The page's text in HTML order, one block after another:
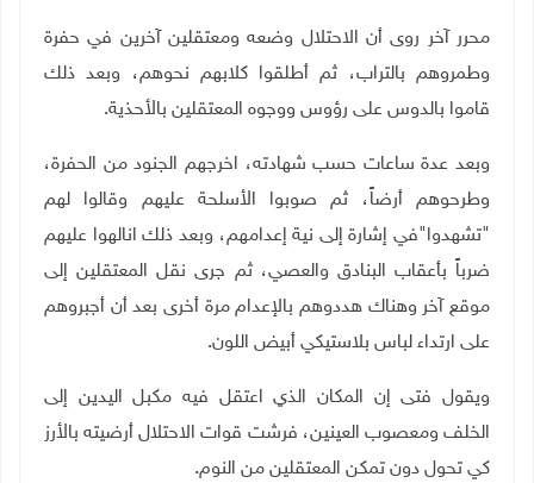
محرر آخر روى أن الاحتلال وضعه ومعتقلين آخرين في حفرة
وطمروهم بالتراب، ثم أطلقوا كلابهم نحوهم، وبعد ذلك
قاموا بالدوس على رؤوس ووجوه المعتقلين بالأحذية.
وبعد عدة ساعات حسب شهادته، اخرجهم الجنود من الحفرة،
وطرحوهم أرضاً، ثم صوبوا الأسلحة عليهم وقالوا لهم
"تشهدوا"في إشارة إلى نية إعدامهم، وبعد ذلك انالهوا عليهم
ضرباً بأعقاب البنادق والعصي، ثم جرى نقل المعتقلين إلى
موقع آخر وهناك هددوهم بالإعدام مرة أخرى بعد أن أجبروهم
على ارتداء لباس بلاستيكي أبيض اللون.
ويقول فتى إن المكان الذي اعتقل فيه مكبل اليدين إلى
الخلف ومعصوب العينين، فرشت قوات الاحتلال أرضيته بالأرز
كي تحول دون تمكن المعتقلين من النوم.